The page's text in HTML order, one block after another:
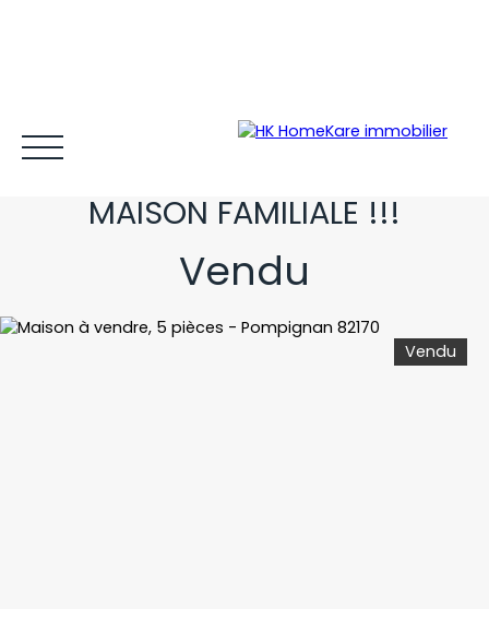
Acheter et louer Vendre Estimer Gestion locative
GRAND TERRAIN ET
MAISON FAMILIALE !!!
Vendu
Vendu